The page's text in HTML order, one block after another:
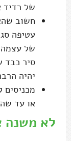
של רדיד
חשוב
עטיפה
של
סיר כבד
יהיה
או עד
לא משנה